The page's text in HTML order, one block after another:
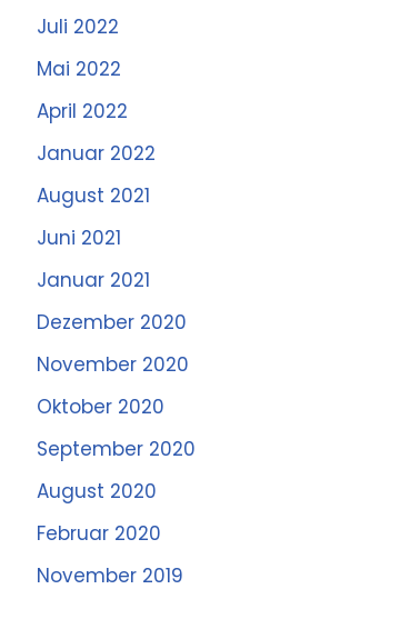
Juli 2022
Mai 2022
April 2022
Januar 2022
August 2021
Juni 2021
Januar 2021
Dezember 2020
November 2020
Oktober 2020
September 2020
August 2020
Februar 2020
November 2019